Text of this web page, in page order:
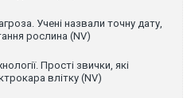
Учені назвали точну дату,
рослина (NV)
Прості звички, які
влітку (NV)